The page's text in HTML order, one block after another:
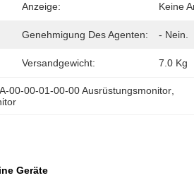
Anzeige: Keine
Genehmigung Des Agenten: - Nein.
Versandgewicht: 7.0 Kg
00-00-01-00-00 Ausrüstungsmonitor
Geräte